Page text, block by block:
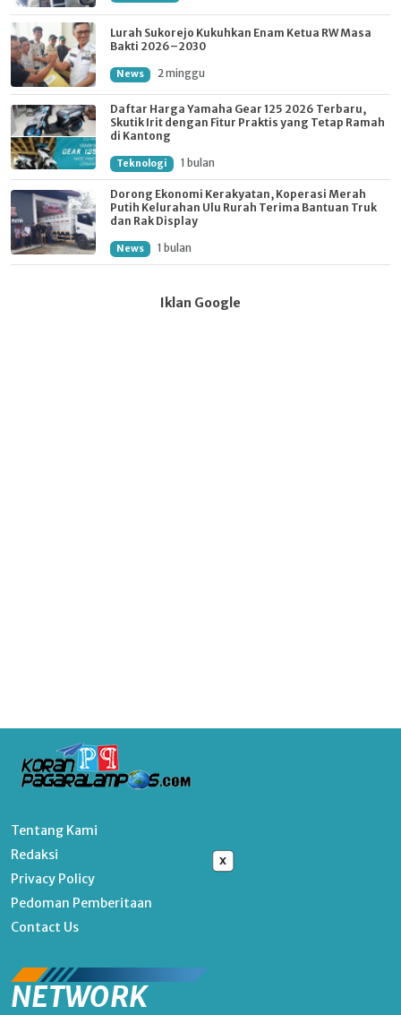
Lurah Sukorejo Kukuhkan Enam Ketua RW Masa
Bakti 2026–2030
News 2 minggu
Daftar Harga Yamaha Gear 125 2026 Terbaru,
Skutik Irit dengan Fitur Praktis yang Tetap Ramah
di Kantong
Teknologi 1 bulan
Dorong Ekonomi Kerakyatan, Koperasi Merah
Putih Kelurahan Ulu Rurah Terima Bantuan Truk
dan Rak Display
News 1 bulan
x
Iklan Google
Tentang Kami
Redaksi
Privacy Policy
Pedoman Pemberitaan
Contact Us
NETWORK